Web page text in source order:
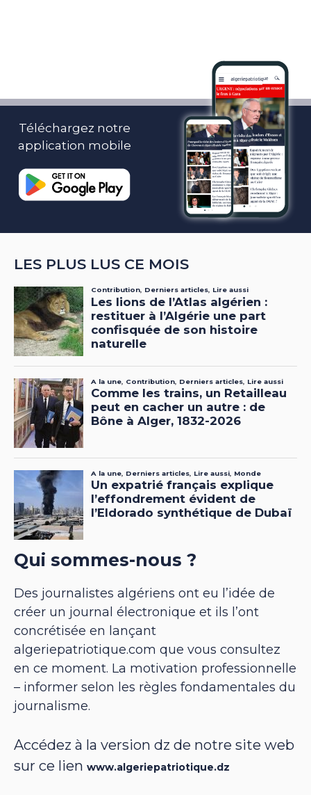
Téléchargez notre
application mobile
LES PLUS LUS CE MOIS
Qui sommes-nous ?
Des journalistes algériens ont eu l’idée de
créer un journal électronique et ils l’ont
concrétisée en lançant
algeriepatriotique.com que vous consultez
en ce moment. La motivation professionnelle
– informer selon les règles fondamentales du
journalisme.
Accédez à la version dz de notre site web
sur ce lien www.algeriepatriotique.dz